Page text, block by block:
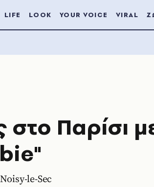
LIFE LOOK YOUR VOICE VIRAL
στο Παρίσι
le-Sec